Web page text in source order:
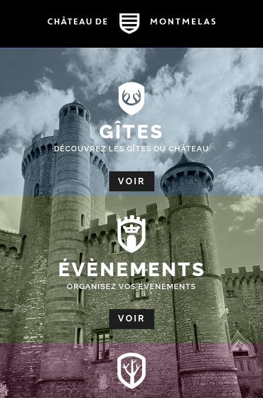
GÎTES
DÉCOUVREZ LES GÎTES DU CHÂTEAU
VOIR
ÉVÈNEMENTS
ORGANISEZ VOS EVENEMENTS
VOIR